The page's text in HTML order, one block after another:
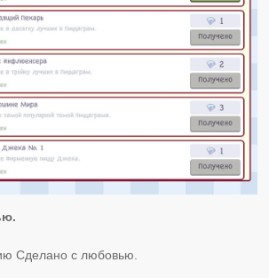
Сделано с любовью.